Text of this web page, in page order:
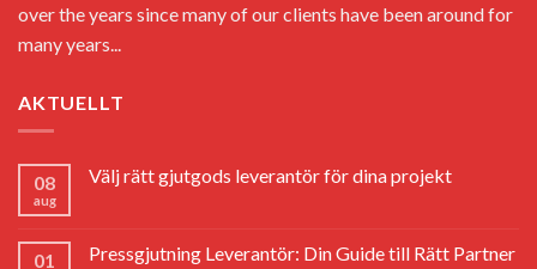
over the years since many of our clients have been around for
many years...
AKTUELLT
08
aug
Välj rätt gjutgods leverantör för dina projekt
01 Pressgjutning Leverantör: Din Guide till Rätt Partner